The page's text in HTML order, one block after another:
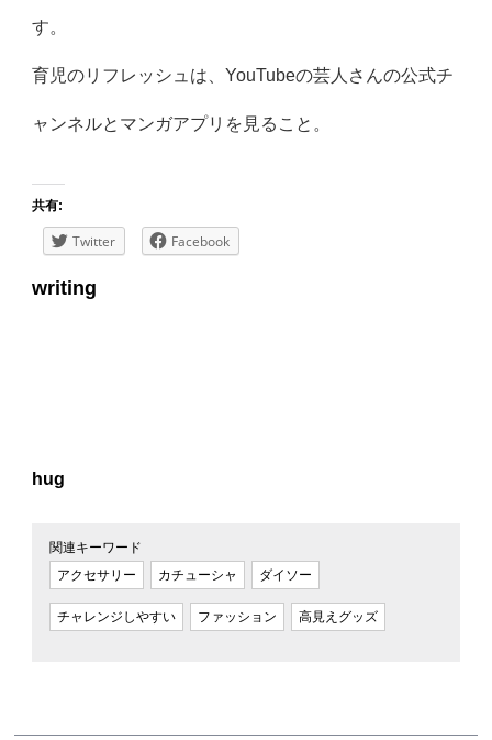
す。
育児のリフレッシュは、YouTubeの芸人さんの公式チ
ャンネルとマンガアプリを見ること。
共有:
Twitter Facebook
writing
hug
関連キーワード
アクセサリー
カチューシャ ダイソー
チャレンジしやすい ファッション 高見えグッズ